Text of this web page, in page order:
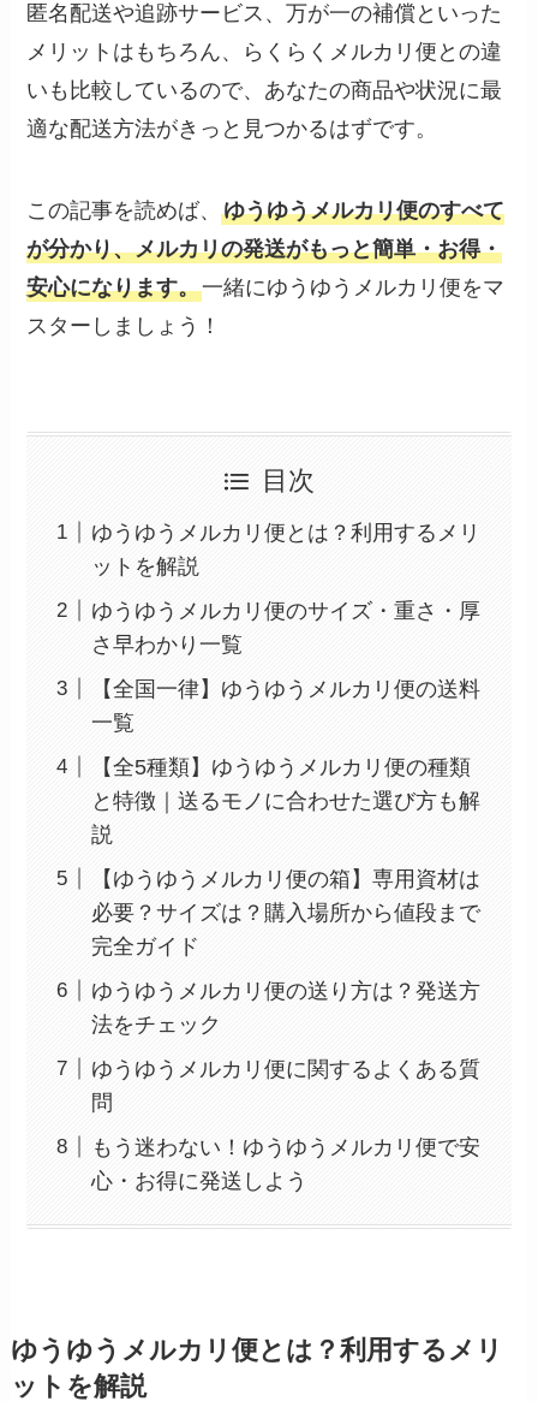
匿名配送や追跡サービス、万が一の補償といった
メリットはもちろん、らくらくメルカリ便との違
いも比較しているので、あなたの商品や状況に最
適な配送方法がきっと見つかるはずです。
この記事を読めば、ゆうゆうメルカリ便のすべて
が分かり、メルカリの発送がもっと簡単・お得・
安心になります。一緒にゆうゆうメルカリ便をマ
スターしましょう！
目次
ゆうゆうメルカリ便とは？利用するメリ
ットを解説
ゆうゆうメルカリ便のサイズ・重さ・厚
さ早わかり一覧
【全国一律】ゆうゆうメルカリ便の送料
一覧
【全5種類】ゆうゆうメルカリ便の種類
と特徴｜送るモノに合わせた選び方も解
説
【ゆうゆうメルカリ便の箱】専用資材は
必要？サイズは？購入場所から値段まで
完全ガイド
ゆうゆうメルカリ便の送り方は？発送方
法をチェック
ゆうゆうメルカリ便に関するよくある質
問
もう迷わない！ゆうゆうメルカリ便で安
心・お得に発送しよう
ゆうゆうメルカリ便とは？利用するメリ
ットを解説